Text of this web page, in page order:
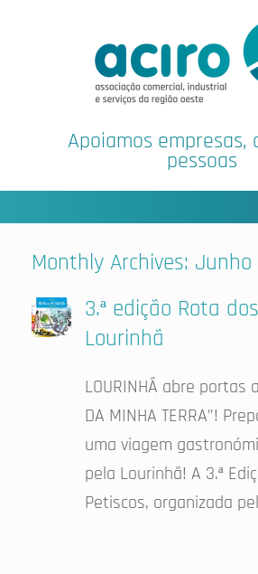
Apoiamos empresas,
pessoas
Monthly Archives: Junho
3.ª edição Rota
Lourinhã
LOURINHÃ abre portas
DA MINHA TERRA”!
uma viagem
pela Lourinhã! A 3.ª
Petiscos, organizada